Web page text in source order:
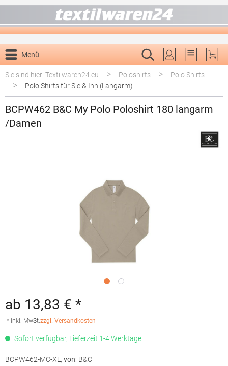
Menü
Du hast 0
Sie sind hier: Textilwaren24.eu
> Poloshirts > Polo Shirts
> Polo Shirts für Sie & Ihn (Langarm)
BCPW462 B&C My Polo Poloshirt 180 langarm
/Damen
ab 13,83 € *
* inkl. MwSt.zzgl. Versandkosten
Sofort verfügbar, Lieferzeit 1-4 Werktage
BCPW462-MC-XL , von: B&C